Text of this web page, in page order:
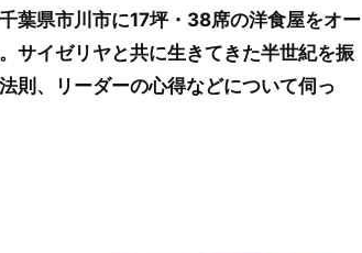
葉県市川市に17坪・38席の洋食屋をオー
サイゼリヤと共に生きてきた半世紀を振
則、リーダーの心得などについて伺っ